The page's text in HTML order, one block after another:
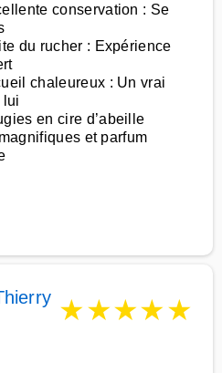
conservation : Se
du rucher : Expérience
chaleureux : Un vrai
lui
en cire d’abeille
et parfum
★★★★★